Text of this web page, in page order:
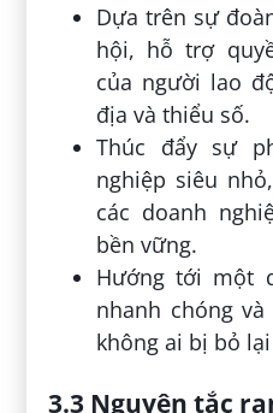
Dựa trên sự
hội, hỗ trợ
của người lao
địa và thiểu số.
Thúc đẩy sự
nghiệp siêu
các doanh
bền vững.
Hướng tới một
nhanh chóng
không ai bị bỏ
3.3 Nguyên tắc